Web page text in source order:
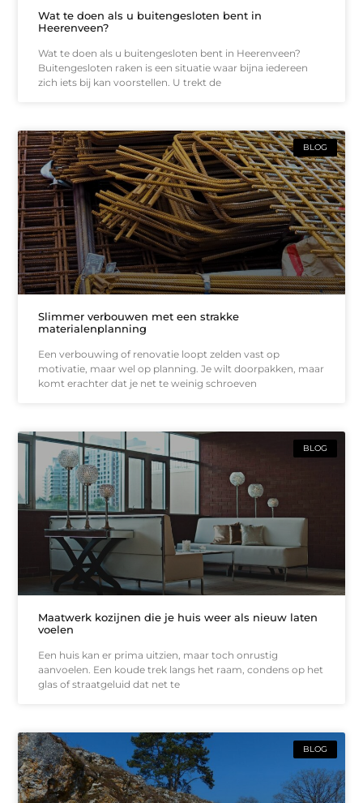
Wat te doen als u buitengesloten bent in
Heerenveen?
Wat te doen als u buitengesloten bent in Heerenveen?
Buitengesloten raken is een situatie waar bijna iedereen
zich iets bij kan voorstellen. U trekt de
BLOG
Slimmer verbouwen met een strakke
materialenplanning
Een verbouwing of renovatie loopt zelden vast op
motivatie, maar wel op planning. Je wilt doorpakken, maar
komt erachter dat je net te weinig schroeven
BLOG
Maatwerk kozijnen die je huis weer als nieuw laten
voelen
Een huis kan er prima uitzien, maar toch onrustig
aanvoelen. Een koude trek langs het raam, condens op het
glas of straatgeluid dat net te
BLOG